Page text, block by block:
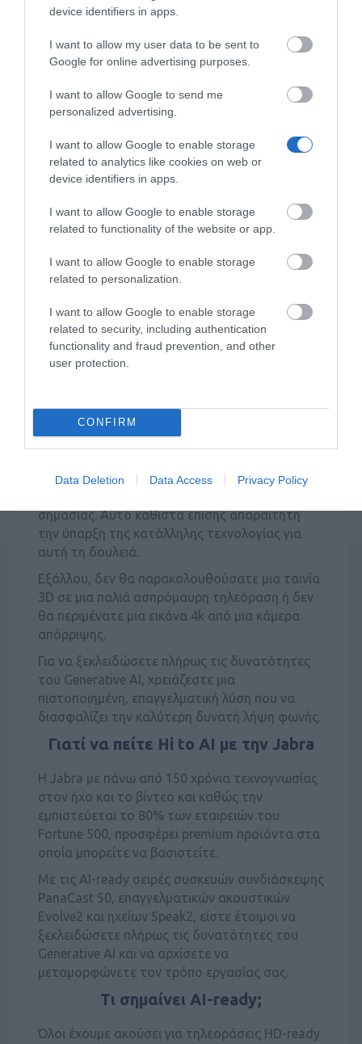
device identifiers in apps.
I want to allow my user data to be sent to
Google for online advertising purposes.
I want to allow Google to send me
personalized advertising.
I want to allow Google to enable storage
related to analytics like cookies on web or
device identifiers in apps.
I want to allow Google to enable storage
related to functionality of the website or app.
I want to allow Google to enable storage
related to personalization.
I want to allow Google to enable storage
related to security, including authentication
functionality and fraud prevention, and other
user protection.
CONFIRM
Data Deletion Data Access Privacy Policy
Γιατί Φωνή;
Η ανάγκη για ταχύτητα
Σήμερα, είμαστε συνεχώς εν κινήσει και οι μέρες
μας περνούν πιο γρήγορα από ποτέ – επομένως
γρήγορα. Και αυτό κάνει τον τρόπο με τον
οποίο αλληλεπιδρούμε με τα εργαλεία
Generative AI απολύτως σημαντικό.
καλύτερος τρόπος για να πείτε ένα Hi to AI είναι
χρησιμοποιώντας τη φωνή σας!
1 interface of choice για το λογισμικό Generative
σημασίας. Αυτό καθιστά επίσης απαραίτητη
την ύπαρξη της κατάλληλης τεχνολογίας για
αυτή τη δουλειά.
Εξάλλου, δεν θα παρακολουθούσατε μια ταινία
3D σε μια παλιά ασπρόμαυρη τηλεόραση ή δεν
θα περιμένατε μια εικόνα 4k από μια κάμερα
απόρριψης.
Για να ξεκλειδώσετε πλήρως τις δυνατότητες
του Generative AI, χρειάζεστε μια
πιστοποιημένη, επαγγελματική λύση που να
διασφαλίζει την καλύτερη δυνατή λήψη φωνής.
Γιατί να πείτε Hi to AI με την Jabra
Η Jabra με πάνω από 150 χρόνια τεχνογνωσίας
στον ήχο και το βίντεο και καθώς την
εμπιστεύεται το 80% των εταιρειών του
Fortune 500, προσφέρει premium προϊόντα στα
οποία μπορείτε να βασιστείτε.
Με τις AI-ready σειρές συσκευών συνδιάσκεψης
PanaCast 50, επαγγελματικών ακουστικών
Evolve2 και ηχείων Speak2, είστε έτοιμοι να
ξεκλειδώσετε πλήρως τις δυνατότητες του
Generative AI και να αρχίσετε να
μεταμορφώνετε τον τρόπο εργασίας σας.
Τι σημαίνει AI-ready;
Όλοι έχουμε ακούσει για τηλεοράσεις HD-ready